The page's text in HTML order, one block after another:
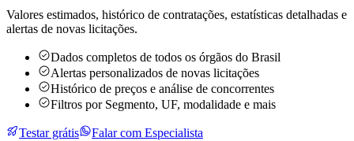
Valores estimados, histórico de contratações, estatísticas detalhadas e
alertas de novas licitações.
Dados completos de todos os órgãos do Brasil
Alertas personalizados de novas licitações
Histórico de preços e análise de concorrentes
Filtros por Segmento, UF, modalidade e mais
Testar grátis
Falar com Especialista